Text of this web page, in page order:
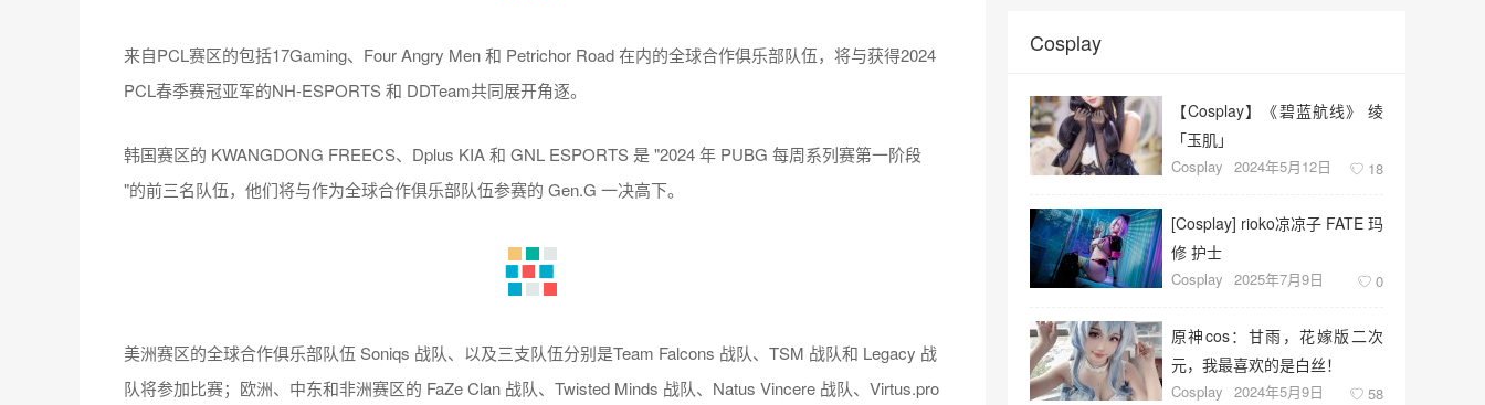
来自PCL赛区的包括17Gaming、Four Angry Men 和 Petrichor Road 在内的全球合作俱乐部队伍，将与获得2024
PCL春季赛冠亚军的NH-ESPORTS 和 DDTeam共同展开角逐。
韩国赛区的 KWANGDONG FREECS、Dplus KIA 和 GNL ESPORTS 是 "2024 年 PUBG 每周系列赛第一阶段
"的前三名队伍，他们将与作为全球合作俱乐部队伍参赛的 Gen.G 一决高下。
美洲赛区的全球合作俱乐部队伍 Soniqs 战队、以及三支队伍分别是Team Falcons 战队、TSM 战队和 Legacy 战
队将参加比赛；欧洲、中东和非洲赛区的 FaZe Clan 战队、Twisted Minds 战队、Natus Vincere 战队、Virtus.pro
Cosplay
【Cosplay】《​碧蓝航线》 绫
「玉肌」
Cosplay 2024年5月12日 18
​[Cosplay] rioko凉凉子 FATE 玛
修 护士
Cosplay 2025年7月9日 0
原神cos：甘雨，花嫁版二次
元，我最喜欢的是白丝！
Cosplay 2024年5月9日 58